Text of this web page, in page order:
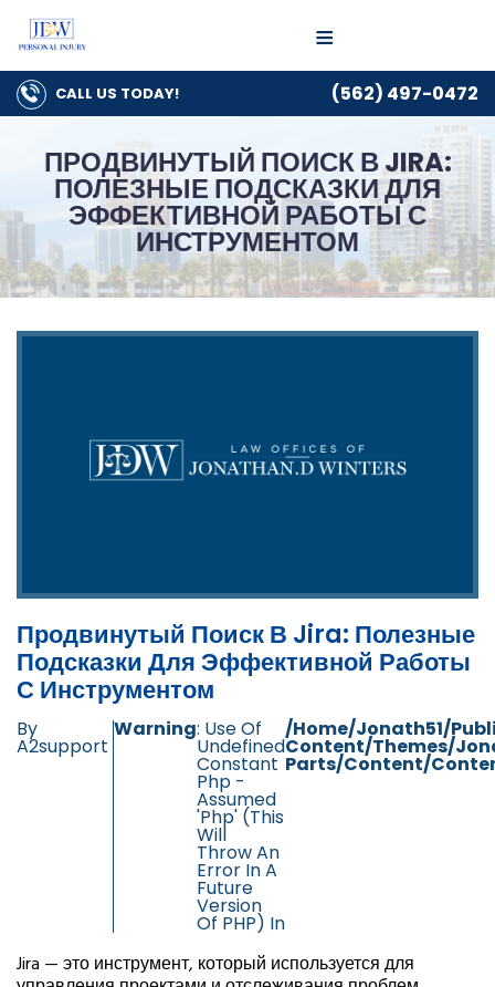
≡
CALL US TODAY! (562) 497-0472
ПРОДВИНУТЫЙ ПОИСК В JIRA:
ПОЛЕЗНЫЕ ПОДСКАЗКИ ДЛЯ
ЭФФЕКТИВНОЙ РАБОТЫ С
ИНСТРУМЕНТОМ
Продвинутый Поиск В Jira: Полезные
Подсказки Для Эффективной Работы
С Инструментом
By
A2support
Warning: Use Of
Undefined
Constant
Php -
Assumed
'php' (this
Will
Throw An
Error In A
Future
Version
Of PHP) In
/home/jonath51/
Content/themes/
Parts/content/
Jira — это инструмент, который используется для